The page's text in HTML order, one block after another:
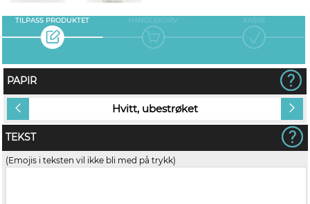
TILPASS PRODUKTET HANDLEKURV KASSE
PAPIR
Hvitt, ubestrøket
TEKST
(Emojis i teksten vil ikke bli med på trykk)